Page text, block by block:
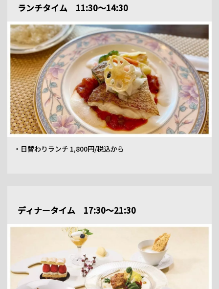
ランチタイム 11:30～14:30
・日替わりランチ 1,800円/税込から
ディナータイム 17:30～21:30